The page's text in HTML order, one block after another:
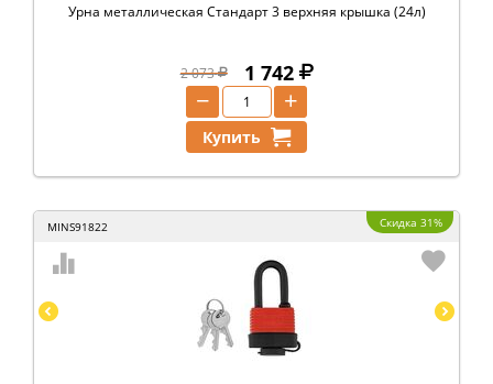
Урна металлическая Стандарт 3 верхняя крышка (24л)
2 073 1 742
+
−
Купить
MINS91822 Скидка 31%